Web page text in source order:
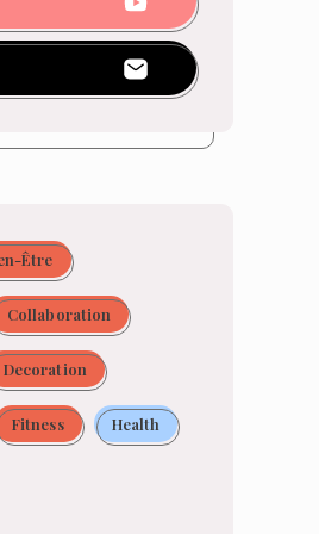
Être
Collaboration
Decoration
Fitness Health